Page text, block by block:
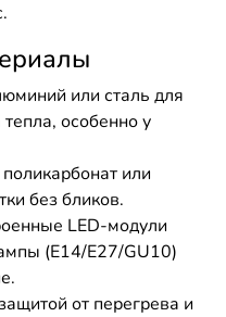
или сталь для
особенно у
или
без бликов.
LED-модули
(E14/E27/GU10)
от перегрева и